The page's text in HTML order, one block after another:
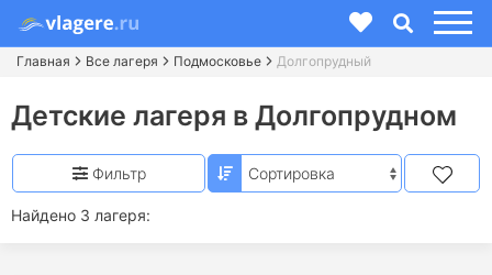
Главная Все лагеря Подмосковье Долгопрудный
Детские лагеря в Долгопрудном
Найдено 3 лагеря:
Фильтр